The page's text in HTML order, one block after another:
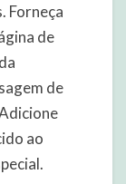
Forneça
de
de
ao